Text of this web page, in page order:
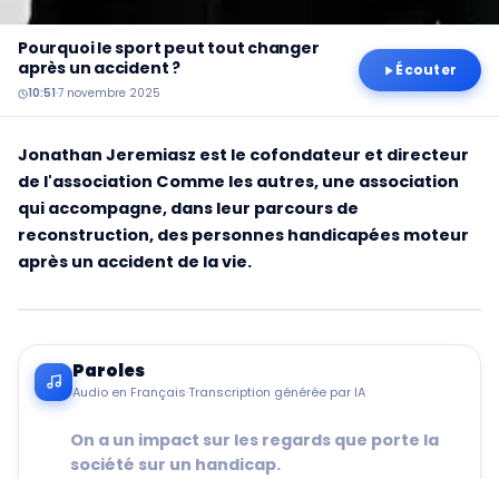
Pourquoi le sport peut tout changer
après un accident ?
10:51·7 novembre 2025
Écouter
Jonathan Jeremiasz est le cofondateur et directeur
de l'association Comme les autres, une association
qui accompagne, dans leur parcours de
reconstruction, des personnes handicapées moteur
après un accident de la vie.
Paroles
Audio en Français·Transcription générée par IA
On a un impact sur les regards que porte la
société sur un handicap.